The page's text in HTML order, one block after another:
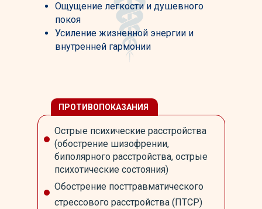
Ощущение легкости и душевного
покоя
Усиление жизненной энергии и
внутренней гармонии
Острые психические расстройства
(обострение шизофрении,
биполярного расстройства, острые
психотические состояния)
Обострение посттравматического
стрессового расстройства (ПТСР)
ПРОТИВОПОКАЗАНИЯ